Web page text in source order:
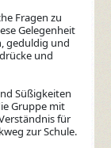
Fragen zu
Gelegenheit
geduldig und
und
Süßigkeiten
Gruppe mit
für
zur Schule.